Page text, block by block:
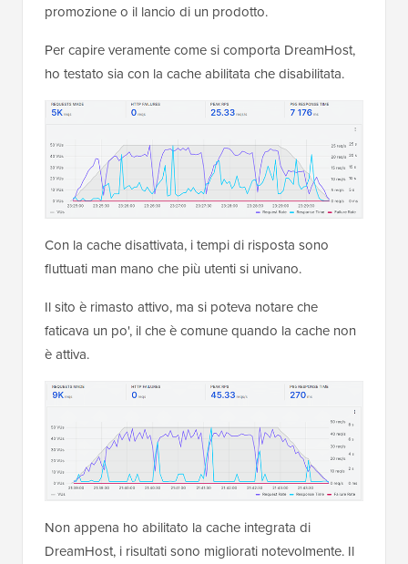
promozione o il lancio di un prodotto.
Per capire veramente come si comporta DreamHost,
ho testato sia con la cache abilitata che disabilitata.
Con la cache disattivata, i tempi di risposta sono
fluttuati man mano che più utenti si univano.
Il sito è rimasto attivo, ma si poteva notare che
faticava un po', il che è comune quando la cache non
è attiva.
Non appena ho abilitato la cache integrata di
DreamHost, i risultati sono migliorati notevolmente. Il